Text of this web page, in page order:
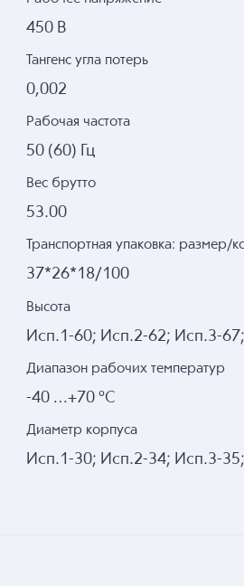
450 В
Тангенс угла потерь
0,002
Рабочая частота
50 (60) Гц
Вес брутто
53.00
Транспортная упаковка: размер/
37*26*18/100
Высота
Исп.1-60; Исп.2-62; Исп.3-
Диапазон рабочих температур
-40 …+70 °С
Диаметр корпуса
Исп.1-30; Исп.2-34; Исп.3-